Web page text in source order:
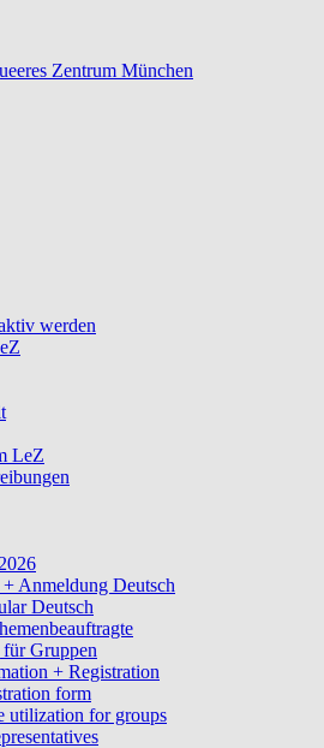
werden
LeZ
Anmeldung Deutsch
Deutsch
Gruppen
+ Registration
form
utilization for groups